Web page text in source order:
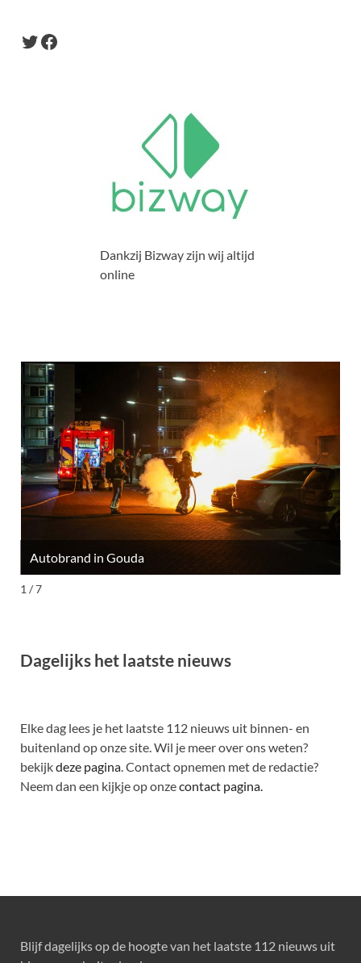
Dankzij Bizway zijn wij altijd
online
Autobrand in Gouda
1 / 7
Dagelijks het laatste nieuws
Elke dag lees je het laatste 112 nieuws uit binnen- en
buitenland op onze site. Wil je meer over ons weten?
bekijkdeze pagina. Contact opnemen met de redactie?
Neem dan een kijkje op onzecontact pagina.
Blijf dagelijks op de hoogte van het laatste 112 nieuws uit